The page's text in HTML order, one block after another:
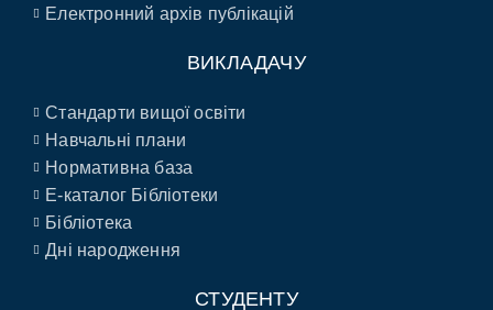
Електронний архів публікацій
ВИКЛАДАЧУ
Стандарти вищої освіти
Навчальні плани
Нормативна база
E-каталог Бібліотеки
Бібліотека
Дні народження
СТУДЕНТУ